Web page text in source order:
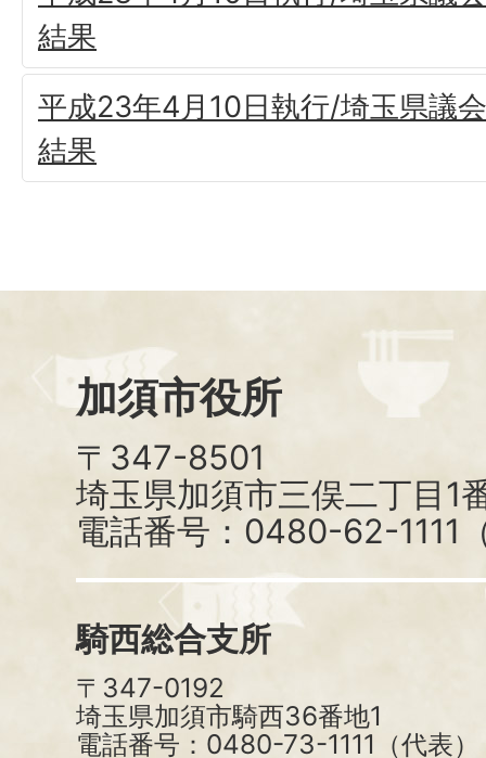
結果
平成23年4月10日執行/埼玉県議
結果
加須市役所
〒347-8501
埼玉県加須市三俣二丁目1
電話番号：0480-62-1111
騎西総合支所
〒347-0192
埼玉県加須市騎西36番地1
電話番号：0480-73-1111（代表）